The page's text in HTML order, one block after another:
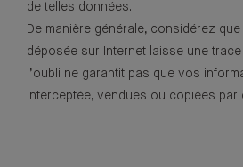
de telles données.
De manière générale, considérez
déposée sur Internet laisse une
l’oubli ne garantit pas que vos
interceptée, vendues ou copiées par